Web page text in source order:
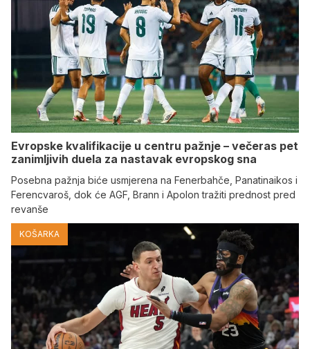
Evropske kvalifikacije u centru pažnje – večeras pet
zanimljivih duela za nastavak evropskog sna
Posebna pažnja biće usmjerena na Fenerbahče, Panatinaikos i
Ferencvaroš, dok će AGF, Brann i Apolon tražiti prednost pred
revanše
KOŠARKA